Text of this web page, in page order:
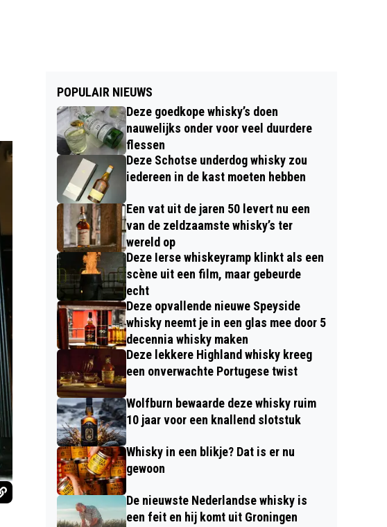
POPULAIR NIEUWS
Deze goedkope whisky’s doen
nauwelijks onder voor veel duurdere
flessen
Deze Schotse underdog whisky zou
iedereen in de kast moeten hebben
Een vat uit de jaren 50 levert nu een
van de zeldzaamste whisky’s ter
wereld op
Deze Ierse whiskeyramp klinkt als een
scène uit een film, maar gebeurde
echt
Deze opvallende nieuwe Speyside
whisky neemt je in een glas mee door 5
decennia whisky maken
Deze lekkere Highland whisky kreeg
een onverwachte Portugese twist
Wolfburn bewaarde deze whisky ruim
10 jaar voor een knallend slotstuk
Whisky in een blikje? Dat is er nu
gewoon
De nieuwste Nederlandse whisky is
een feit en hij komt uit Groningen